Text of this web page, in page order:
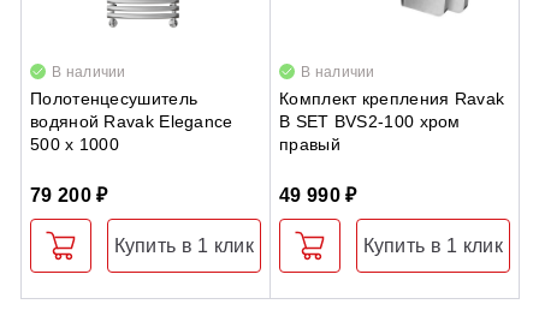
В наличии
Полотенцесушитель
водяной Ravak Elegance
500 x 1000
79 200 ₽
Купить в 1 клик
В наличии
Комплект крепления Ravak
B SET BVS2-100 хром
правый
49 990 ₽
Купить в 1 клик